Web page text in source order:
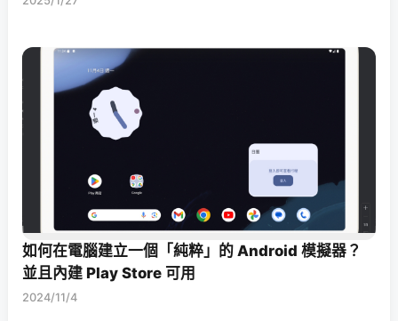
如何在電腦建立一個「純粹」的 Android 模擬器？
並且內建 Play Store 可用
2024/11/4